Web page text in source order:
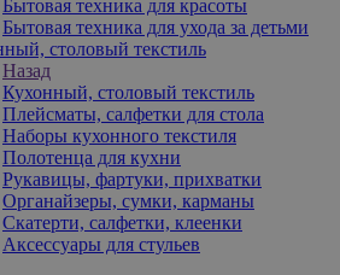
Бытовая техника для красоты
Бытовая техника для ухода за детьми
столовый текстиль
Назад
Кухонный, столовый текстиль
Плейсматы, салфетки для стола
Наборы кухонного текстиля
Полотенца для кухни
Рукавицы, фартуки, прихватки
Органайзеры, сумки, карманы
Скатерти, салфетки, клеенки
Аксессуары для стульев